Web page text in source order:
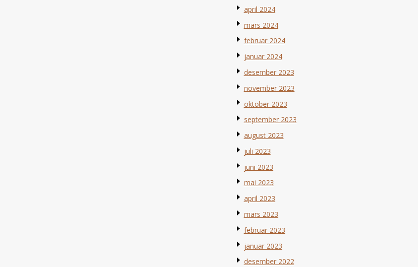
april 2024
mars 2024
februar 2024
januar 2024
desember 2023
november 2023
oktober 2023
september 2023
august 2023
juli 2023
juni 2023
mai 2023
april 2023
mars 2023
februar 2023
januar 2023
desember 2022